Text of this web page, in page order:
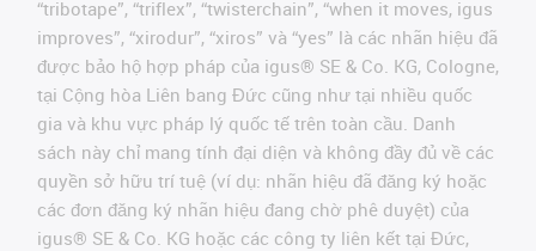
“tribotape”, “triflex”, “twisterchain”, “when it moves, igus
improves”, “xirodur”, “xiros” và “yes” là các nhãn hiệu đã
được bảo hộ hợp pháp của igus® SE & Co. KG, Cologne,
tại Cộng hòa Liên bang Đức cũng như tại nhiều quốc
gia và khu vực pháp lý quốc tế trên toàn cầu. Danh
sách này chỉ mang tính đại diện và không đầy đủ về các
quyền sở hữu trí tuệ (ví dụ: nhãn hiệu đã đăng ký hoặc
các đơn đăng ký nhãn hiệu đang chờ phê duyệt) của
igus® SE & Co. KG hoặc các công ty liên kết tại Đức,